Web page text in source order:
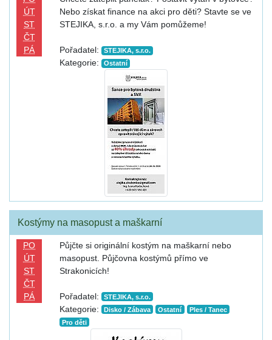
ÚT
ST
ČT
PÁ
Nebo získat finance na akci pro děti? Stavte se ve
STEJIKA, s.r.o. a my Vám pomůžeme!
Pořadatel: STEJIKA, s.r.o.
Kategorie: Ostatní
Kostýmy na masopust a maškarní
PO
ÚT
ST
ČT
PÁ
Půjčte si originální kostým na maškarní nebo
masopust. Půjčovna kostýmů přímo ve
Strakonicích!
Pořadatel: STEJIKA, s.r.o.
Kategorie: Disko / Zábava Ostatní
Ples / Tanec
Pro děti